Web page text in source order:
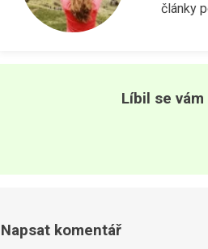
články
Líbil se
Napsat komentář